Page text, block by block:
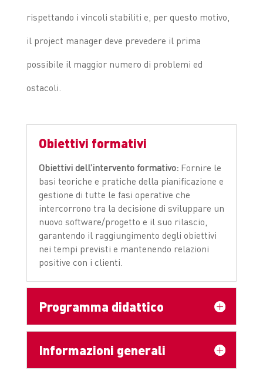
rispettando i vincoli stabiliti e, per questo motivo,
il project manager deve prevedere il prima
possibile il maggior numero di problemi ed
ostacoli.
Obiettivi formativi
Obiettivi dell’intervento formativo:Fornire le
basi teoriche e pratiche della pianificazione e
gestione di tutte le fasi operative che
intercorrono tra la decisione di sviluppare un
nuovo software/progetto e il suo rilascio,
garantendo il raggiungimento degli obiettivi
nei tempi previsti e mantenendo relazioni
positive con i clienti.
Programma didattico
Informazioni generali